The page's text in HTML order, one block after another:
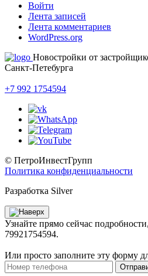
Войти
Лента записей
Лента комментариев
WordPress.org
Новостройки от
Санкт-Петебурга
+7 992 1754594
© ПетроИнвестГрупп
Политика конфиденциальности
Разработка Silver
Узнайте прямо сейчас
79921754594.
Или просто заполните эту форму